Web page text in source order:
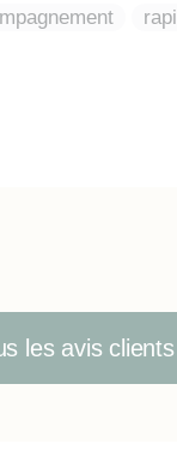
les avis clients